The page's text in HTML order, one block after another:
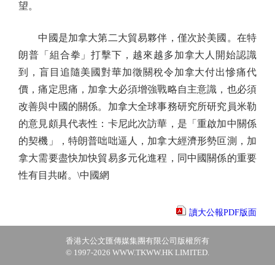
望。
中國是加拿大第二大貿易夥伴，僅次於美國。在特
朗普「組合拳」打擊下，越來越多加拿大人開始認識
到，盲目追隨美國對華加徵關稅令加拿大付出慘痛代
價，痛定思痛，加拿大必須增強戰略自主意識，也必須
改善與中國的關係。加拿大全球事務研究所研究員米勒
的意見頗具代表性：卡尼此次訪華，是「重啟加中關係
的契機」，特朗普咄咄逼人，加拿大經濟形勢叵測，加
拿大需要盡快加快貿易多元化進程，同中國關係的重要
性有目共睹。\中國網
讀大公報PDF版面
香港大公文匯傳媒集團有限公司版權所有
© 1997-2026 WWW.TKWW.HK LIMITED.